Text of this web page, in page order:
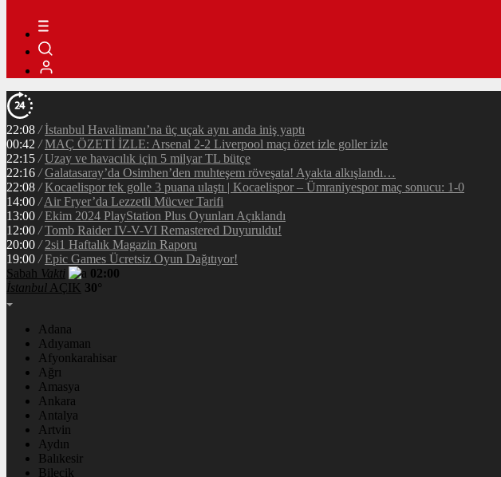
22:08 / İstanbul Havalimanı’na üç uçak aynı anda iniş yaptı
00:42 / MAÇ ÖZETİ İZLE: Arsenal 2-2 Liverpool maçı özet izle goller izle
22:15 / Uzay ve havacılık için 5 milyar TL bütçe
22:16 / Galatasaray’da Osimhen’den muhteşem röveşata! Ayakta alkışlandı…
22:08 / Kocaelispor tek golle 3 puana ulaştı | Kocaelispor – Ümraniyespor maç sonucu: 1-0
14:00 / Air Fryer’da Lezzetli Mücver Tarifi
13:00 / Ekim 2024 PlayStation Plus Oyunları Açıklandı
12:00 / Tomb Raider IV-V-VI Remastered Duyuruldu!
20:00 / 2si1 Haftalık Magazin Raporu
19:00 / Epic Games Ücretsiz Oyun Dağıtıyor!
Sabah Vakti
02:00
İstanbul AÇIK 30°
Adana
Adıyaman
Afyonkarahisar
Ağrı
Amasya
Ankara
Antalya
Artvin
Aydın
Balıkesir
Bilecik